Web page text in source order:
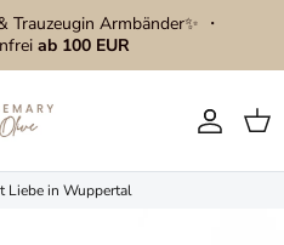
Trauzeugin Armbänder✨ ・
ab 100 EUR
Konto
Liebe in Wuppertal